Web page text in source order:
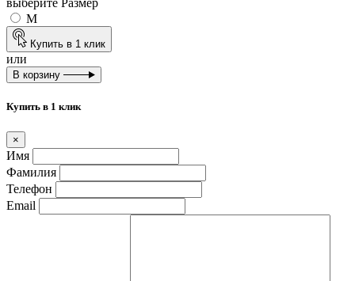
M
Купить в 1 клик
или
В корзину
Купить в 1 клик
×
Имя
Фамилия
Телефон
Email